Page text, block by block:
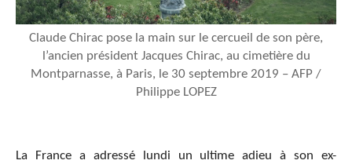
Claude Chirac pose la main sur le cercueil de son père,
l’ancien président Jacques Chirac, au cimetière du
Montparnasse, à Paris, le 30 septembre 2019 – AFP /
Philippe LOPEZ
La France a adressé lundi un ultime adieu à son ex-